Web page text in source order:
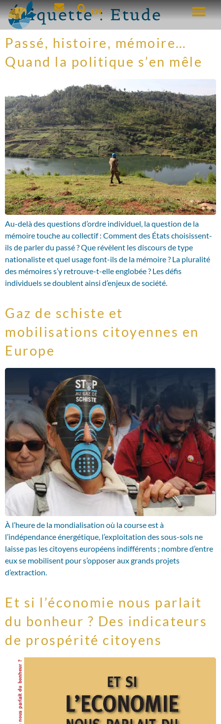
EN
Étiquette :Etude
Passé, histoire, mémoire…
Quand la politique s’en mêle
Au-delà des questions d’ordre individuel, la question de la
mémoire touche au collectif : Comment des États choisissent-
ils de parler du passé ? Que révèlent les discours de type
nationaliste et quel usage font-ils de la mémoire ? La pluralité
des mémoires s’y retrouve-t-elle englobée ? Les défis
individuels se doublent ainsi d’enjeux de société.
Gaz de schiste et
mobilisations citoyennes en
Europe
À l’heure de la mondialisation où la course est à
l’indépendance énergétique, l’exploitation des sous-sols ne
laisse pas les citoyens européens indifférents ; nombre d’entre
eux se mobilisent pour s’opposer aux grands projets
d’extraction.
Et si l’économie nous parlait
du bonheur ? Des indicateurs
de prospérité citoyens